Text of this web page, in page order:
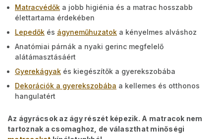
Matracvédők a jobb higiénia és a matrac hosszabb
élettartama érdekében
Lepedők és ágyneműhuzatok a kényelmes alváshoz
Anatómiai párnák a nyaki gerinc megfelelő
alátámasztásáért
Gyerekágyak és kiegészítők a gyerekszobába
Dekorációk a gyerekszobába a kellemes és otthonos
hangulatért
Az ágyrácsok az ágy részét képezik. A matracok nem
tartoznak a csomaghoz, de választhat minőségi